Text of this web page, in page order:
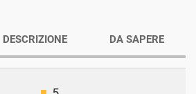
DESCRIZIONE DA SAPERE